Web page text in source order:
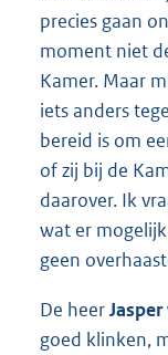
precies gaan
moment niet
Kamer. Maar
iets anders
bereid is om
of zij bij de
daarover. Ik
wat er
geen
De heer
goed klinken,